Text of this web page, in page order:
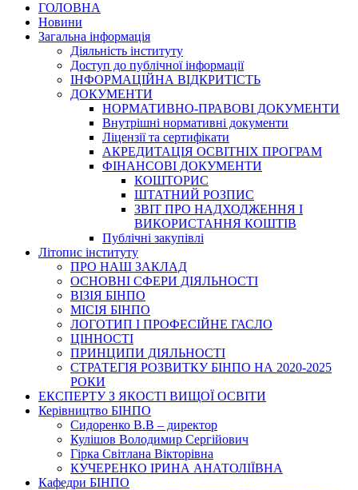
ГОЛОВНА
Новини
Загальна інформація
Діяльність інституту
Доступ до публічної інформації
ІНФОРМАЦІЙНА ВІДКРИТІСТЬ
ДОКУМЕНТИ
НОРМАТИВНО-ПРАВОВІ ДОКУМЕНТИ
Внутрішні нормативні документи
Ліцензії та сертифікати
АКРЕДИТАЦІЯ ОСВІТНІХ ПРОГРАМ
ФІНАНСОВІ ДОКУМЕНТИ
КОШТОРИС
ШТАТНИЙ РОЗПИС
ЗВІТ ПРО НАДХОДЖЕННЯ І
ВИКОРИСТАННЯ КОШТІВ
Публічні закупівлі
Літопис інституту
ПРО НАШ ЗАКЛАД
ОСНОВНІ СФЕРИ ДІЯЛЬНОСТІ
ВІЗІЯ БІНПО
МІСІЯ БІНПО
ЛОГОТИП І ПРОФЕСІЙНЕ ГАСЛО
ЦІННОСТІ
ПРИНЦИПИ ДІЯЛЬНОСТІ
СТРАТЕГІЯ РОЗВИТКУ БІНПО НА 2020-2025
РОКИ
ЕКСПЕРТУ З ЯКОСТІ ВИЩОЇ ОСВІТИ
Керівництво БІНПО
Сидоренко В.В – директор
Кулішов Володимир Сергійович
Гірка Світлана Вікторівна
КУЧЕРЕНКО ІРИНА АНАТОЛІЇВНА
Кафедри БІНПО